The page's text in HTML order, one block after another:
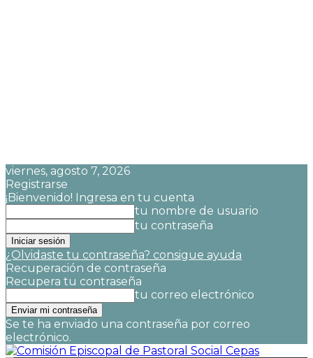
viernes, agosto 7, 2026
Registrarse
¡Bienvenido! Ingresa en tu cuenta
tu nombre de usuario
tu contraseña
¿Olvidaste tu contraseña? consigue ayuda
Recuperación de contraseña
Recupera tu contraseña
tu correo electrónico
Se te ha enviado una contraseña por correo
electrónico.
Cepas